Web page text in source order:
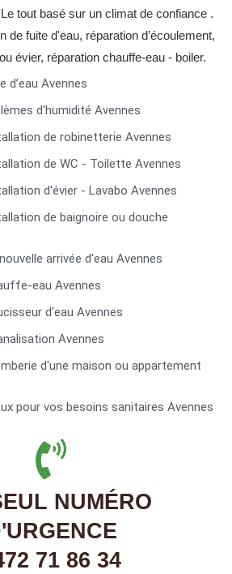
tout basé sur un climat de confiance .
de fuite d'eau, réparation d’écoulement,
évier, réparation chauffe-eau - boiler.
d’eau Avennes
d'humidité Avennes
de robinetterie Avennes
de WC - Toilette Avennes
d'évier - Lavabo Avennes
de baignoire ou douche
arrivée d'eau Avennes
eau Avennes
d'eau Avennes
Avennes
d'une maison ou appartement
pour vos besoins sanitaires Avennes
NUMÉRO
71 86 34